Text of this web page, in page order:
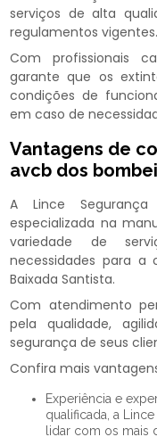
serviços de alta
regulamentos vigentes.
Com profissionais
garante que os
condições de
em caso de
Vantagens de
avcb dos
A Lince
especializada na
variedade de
necessidades para a
Baixada Santista.
Com atendimento
pela qualidade,
segurança de seus
Confira mais
Experiência e expertise: Com uma equipe altamente
qualificada, a
lidar com os mais